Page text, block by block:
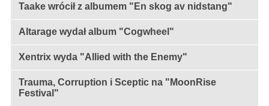
Taake wrócił z albumem "En skog av nidstang"
Altarage wydał album "Cogwheel"
Xentrix wyda "Allied with the Enemy"
Trauma, Corruption i Sceptic na "MoonRise
Festival"